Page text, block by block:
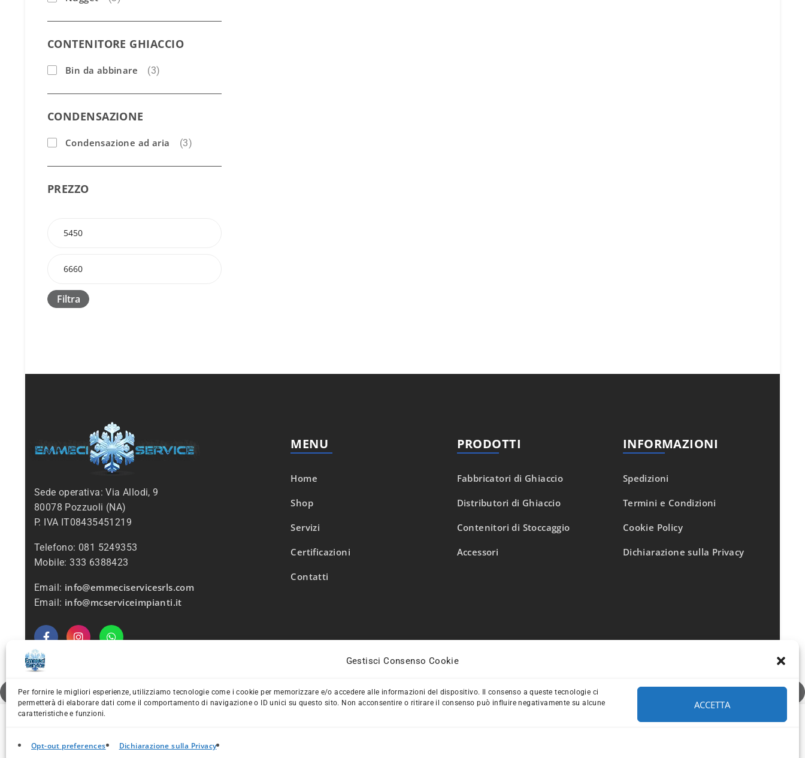
Gestisci Consenso Cookie
Per fornire le migliori esperienze, utilizziamo tecnologie come i cookie per memorizzare e/o accedere alle informazioni del dispositivo. Il consenso a queste tecnologie ci
permetterà di elaborare dati come il comportamento di navigazione o ID unici su questo sito. Non acconsentire o ritirare il consenso può influire negativamente su alcune
caratteristiche e funzioni.
ACCETTA
Opt-out preferences Dichiarazione sulla Privacy
CONTENITORE GHIACCIO
Bin da abbinare (3)
CONDENSAZIONE
Condensazione ad aria (3)
PREZZO
Filtra
Sede operativa: Via Allodi, 9
80078 Pozzuoli (NA)
P. IVA IT08435451219
Telefono: 081 5249353
Mobile: 333 6388423
Email: info@emmeciservicesrls.com
Email: info@mcserviceimpianti.it
MENU
Home
Shop
Servizi
Certificazioni
Contatti
PRODOTTI
Fabbricatori di Ghiaccio
Distributori di Ghiaccio
Contenitori di Stoccaggio
Accessori
INFORMAZIONI
Spedizioni
Termini e Condizioni
Cookie Policy
Dichiarazione sulla Privacy
COMPARE (0)